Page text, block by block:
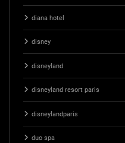
diana hotel
disney
disneyland
disneyland resort paris
disneylandparis
duo spa